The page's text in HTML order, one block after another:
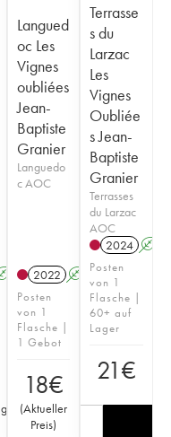
Langued
oc Les
Vignes
oubliées
Jean-
Baptiste
Granier
Languedo
c AOC
2022 A
Posten
von 1
Flasche |
1 Gebot
18€
(Aktueller
Preis)
Terrasse
s du
Larzac
Les
Vignes
Oubliée
s Jean-
Baptiste
Granier
Terrasses
du Larzac
AOC
2024 A
Posten
von 1
Flasche |
60+ auf
Lager
21€